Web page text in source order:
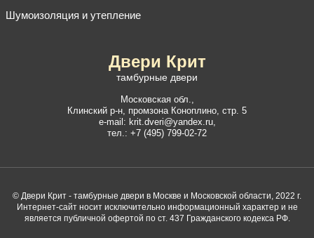
Двери Крит
тамбурные двери
Московская обл.,
Клинский р-н промзона Коноплино, стр. 5
e-mail: krit.dveri@yandex.ru,
тел.: +7 (495) 799-02-72
Шумоизоляция и утепление
© Двери Крит - тамбурные двери в Москве и Московской области, 2022 г.
Интернет-сайт носит исключительно информационный характер и не
является публичной офертой по ст. 437 Гражданского кодекса РФ.